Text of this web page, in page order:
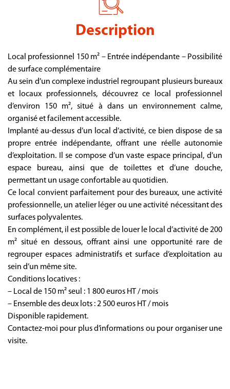
Description
Local professionnel 150 m² – Entrée indépendante – Possibilité
de surface complémentaire
Au sein d’un complexe industriel regroupant plusieurs bureaux
et locaux professionnels, découvrez ce local professionnel
d’environ 150 m², situé à dans un environnement calme,
organisé et facilement accessible.
Implanté au-dessus d’un local d’activité, ce bien dispose de sa
propre entrée indépendante, offrant une réelle autonomie
d’exploitation. Il se compose d’un vaste espace principal, d’un
espace bureau, ainsi que de toilettes et d’une douche,
permettant un usage confortable au quotidien.
Ce local convient parfaitement pour des bureaux, une activité
professionnelle, un atelier léger ou une activité nécessitant des
surfaces polyvalentes.
En complément, il est possible de louer le local d’activité de 200
m² situé en dessous, offrant ainsi une opportunité rare de
regrouper espaces administratifs et surface d’exploitation au
sein d’un même site.
Conditions locatives :
– Local de 150 m² seul : 1 800 euros HT / mois
– Ensemble des deux lots : 2 500 euros HT / mois
Disponible rapidement.
Contactez-moi pour plus d’informations ou pour organiser une
visite.